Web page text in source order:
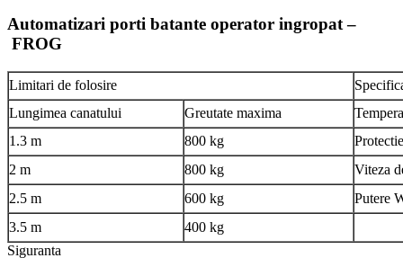
Automatizari porti batante operator ingropat –
FROG
Limitari de folosire
Lungimea canatului
Greutate maxima
1.3 m
800 kg
2 m
800 kg
Viteza
2.5 m
600 kg
Putere
3.5 m
400 kg
Siguranta